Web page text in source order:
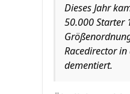
Dieses Jahr
50.000 Starter
Racedirector
dementiert.